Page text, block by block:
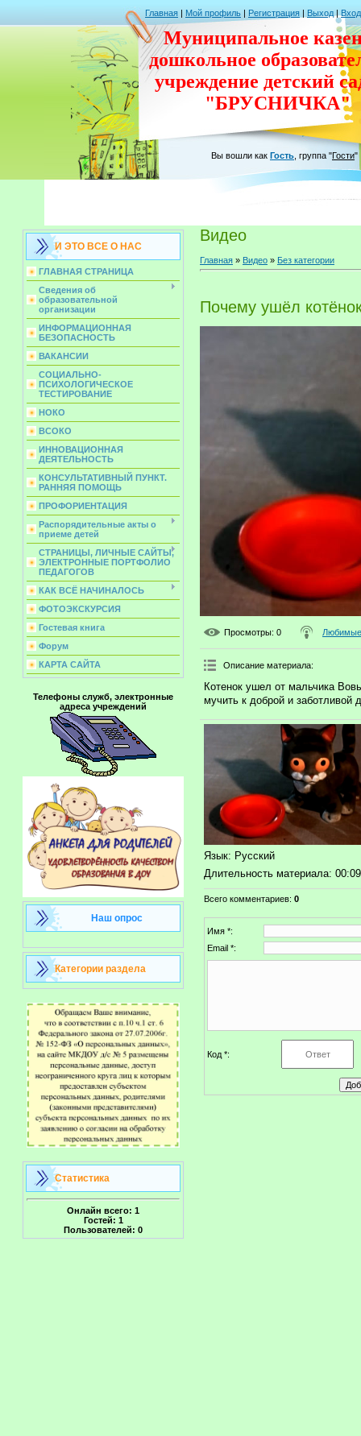
Главная | Мой профиль | Регистрация | Выход | Вход
Муниципальное
дошкольное
учреждение детский
"БРУСНИЧКА"
Вы вошли как Гость группа "Гости"
И ЭТО ВСЕ О НАС
ГЛАВНАЯ СТРАНИЦА
Сведения об
образовательной
организации
ИНФОРМАЦИОННАЯ
БЕЗОПАСНОСТЬ
ВАКАНСИИ
СОЦИАЛЬНО-
ПСИХОЛОГИЧЕСКОЕ
ТЕСТИРОВАНИЕ
НОКО
ВСОКО
ИННОВАЦИОННАЯ
ДЕЯТЕЛЬНОСТЬ
КОНСУЛЬТАТИВНЫЙ ПУНКТ.
РАННЯЯ ПОМОЩЬ
ПРОФОРИЕНТАЦИЯ
Распорядительные акты о
приеме детей
СТРАНИЦЫ, ЛИЧНЫЕ САЙТЫ,
ЭЛЕКТРОННЫЕ ПОРТФОЛИО
ПЕДАГОГОВ
КАК ВСЁ НАЧИНАЛОСЬ
ФОТОЭКСКУРСИЯ
Гостевая книга
Форум
КАРТА САЙТА
Телефоны служб, электронные
адреса учреждений
Наш опрос
Категории раздела
Статистика
Онлайн всего: 1
Гостей: 1
Пользователей: 0
Видео
Главная » Видео » Без категории
Почему ушёл
Просмотры: 0 Любимые
Описание материала:
Котенок ушел от мальчика
мучить к доброй и
Язык: Русский
Длительность материала:
Всего комментариев: 0
Имя *:
Email *:
Код *: